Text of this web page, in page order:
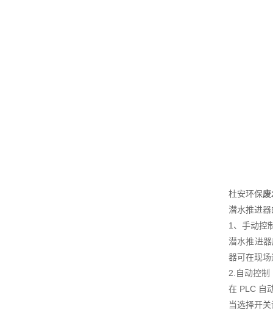
杜安环保
潜水推进
1、手动控
潜水推进
器可在现
2.自动控制
在 PLC 自
当选择开